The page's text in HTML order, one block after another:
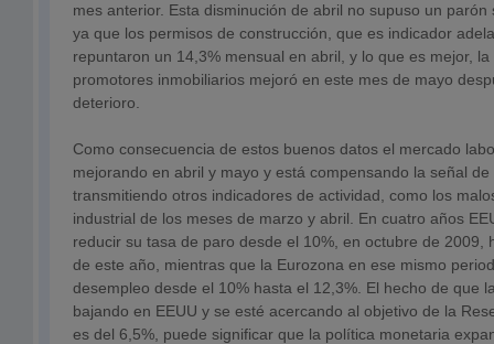
mes anterior. Esta disminución de abril no supuso un parón
ya que los permisos de construcción, que es indicador
repuntaron un 14,3% mensual en abril, y lo que es mejor,
promotores inmobiliarios mejoró en este mes de mayo
deterioro.
Como consecuencia de estos buenos datos el mercado
mejorando en abril y mayo y está compensando la señal
transmitiendo otros indicadores de actividad, como los
industrial de los meses de marzo y abril. En cuatro años
reducir su tasa de paro desde el 10%, en octubre de 2009,
de este año, mientras que la Eurozona en ese mismo
desempleo desde el 10% hasta el 12,3%. El hecho de que
bajando en EEUU y se esté acercando al objetivo de la
es del 6,5%, puede significar que la política monetaria